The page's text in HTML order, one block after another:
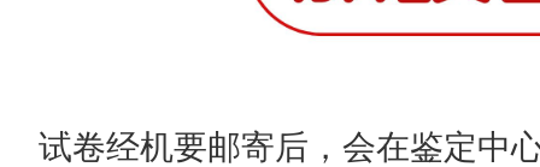
试卷经机要邮寄后，会在鉴定中